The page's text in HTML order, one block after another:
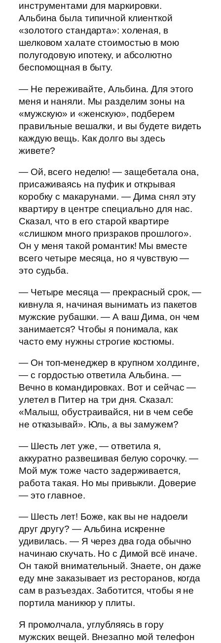
инструментами для маркировки.
Альбина была типичной клиенткой
«золотого стандарта»: холеная, в
шелковом халате стоимостью в мою
полугодовую ипотеку, и абсолютно
беспомощная в быту.
— Не переживайте, Альбина. Для этого
меня и наняли. Мы разделим зоны на
«мужскую» и «женскую», подберем
правильные вешалки, и вы будете видеть
каждую вещь. Как долго вы здесь
живете?
— Ой, всего неделю! — защебетала она,
присаживаясь на пуфик и открывая
коробку с макарунами. — Дима снял эту
квартиру в центре специально для нас.
Сказал, что в его старой квартире
«слишком много призраков прошлого».
Он у меня такой романтик! Мы вместе
всего четыре месяца, но я чувствую —
это судьба.
— Четыре месяца — прекрасный срок, —
кивнула я, начиная вынимать из пакетов
мужские рубашки. — А ваш Дима, он чем
занимается? Чтобы я понимала, как
часто ему нужны строгие костюмы.
— Он топ-менеджер в крупном холдинге,
— с гордостью ответила Альбина. —
Вечно в командировках. Вот и сейчас —
улетел в Питер на три дня. Сказал:
«Малыш, обустраивайся, ни в чем себе
не отказывай». Юль, а вы замужем?
— Шесть лет уже, — ответила я,
аккуратно развешивая белую сорочку. —
Мой муж тоже часто задерживается,
работа такая. Но мы привыкли. Доверие
— это главное.
— Шесть лет! Боже, как вы не надоели
друг другу? — Альбина искренне
удивилась. — Я через два года обычно
начинаю скучать. Но с Димой всё иначе.
Он такой внимательный. Знаете, он даже
еду мне заказывает из ресторанов, когда
сам в разъездах. Заботится, чтобы я не
портила маникюр у плиты.
Я промолчала, углубляясь в гору
мужских вещей. Внезапно мой телефон